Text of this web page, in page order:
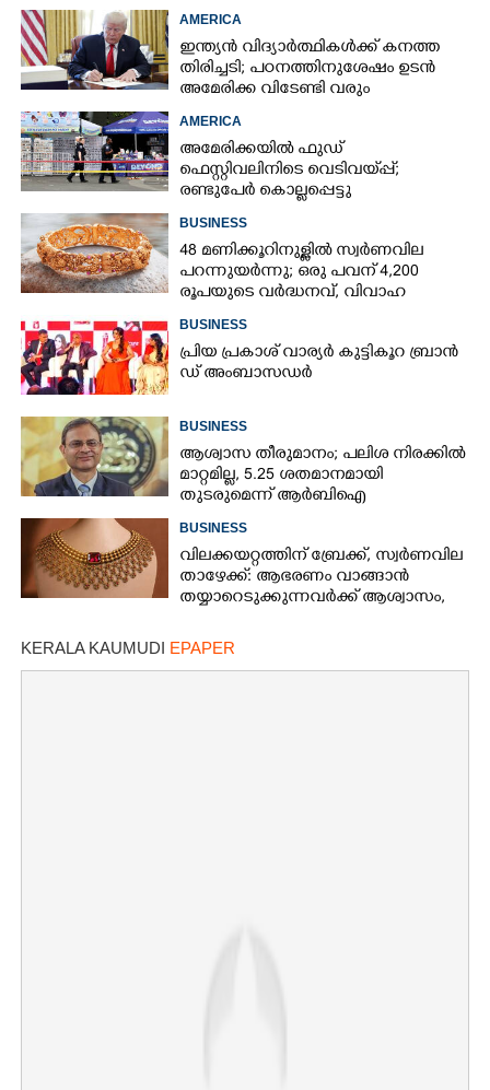
ജോൺസന്റെ പോസ്റ്റ്
AMERICA
ഇന്ത്യൻ വിദ്യാർത്ഥികൾക്ക് കനത്ത
തിരിച്ചടി; പഠനത്തിനുശേഷം ഉടൻ
അമേരിക്ക വിടേണ്ടി വരും
AMERICA
അമേരിക്കയിൽ ഫുഡ്
ഫെസ്റ്റിവലിനിടെ വെടിവയ്‌പ്പ്;
രണ്ടുപേർ കൊല്ലപ്പെട്ടു
BUSINESS
48 മണിക്കൂറിനുള്ളിൽ സ്വർണവില
പറന്നുയർന്നു; ഒരു പവന് 4,200
രൂപയുടെ വർദ്ധനവ്, വിവാഹ
BUSINESS
പ്രി​യ​ ​പ്ര​കാ​ശ് ​വാ​ര്യർ കു​ട്ടി​കൂ​റ​ ​ ബ്രാ​ൻ​
ഡ് ​അം​ബാ​സ​ഡ​ർ
BUSINESS
ആശ്വാസ തീരുമാനം; പലിശ നിരക്കിൽ
മാറ്റമില്ല, 5.25 ശതമാനമായി
തുടരുമെന്ന് ആർബിഐ
BUSINESS
വിലക്കയറ്റത്തിന് ബ്രേക്ക്, സ്വർണവില
താഴേക്ക്: ആഭരണം വാങ്ങാൻ
തയ്യാറെടുക്കുന്നവർക്ക് ആശ്വാസം,
KERALA KAUMUDI EPAPER